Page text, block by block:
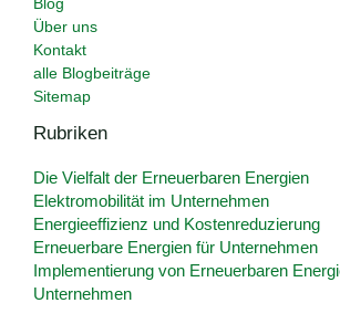
Blog
Über uns
Kontakt
alle Blogbeiträge
Sitemap
Rubriken
Die Vielfalt der Erneuerbaren Energien
Elektromobilität im Unternehmen
Energieeffizienz und Kostenreduzierung
Erneuerbare Energien für Unternehmen
Implementierung von Erneuerbaren
Unternehmen